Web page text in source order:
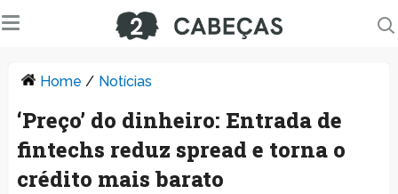
Home / Notícias
‘Preço’ do dinheiro: Entrada de
fintechs reduz spread e torna o
crédito mais barato